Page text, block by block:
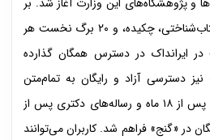
پایه این آیین‌نامه؛ اطلاعات کتاب‌شناختی، چکیده، و ۲۰ برگ نخست هر
ایرانداک در دسترس همگان گذارده
دسترسی آزاد و رایگان به تمام‌متن
پایان‌نامه‌های کارشناسی ارشد پس از ۱۸ ماه و رساله‌های دکتری پس از
در «گنج» فراهم شد. کاربران می‌توانند